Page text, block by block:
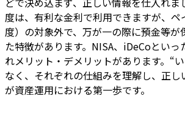
度は、有利な金利で利用できますが、ペ
度）の対象外で、万が一の際に預金等が
た特徴があります。NISA、iDeCoといっ
れメリット・デメリットがあります。“
なく、それぞれの仕組みを理解し、正
が資産運用における第一歩です。